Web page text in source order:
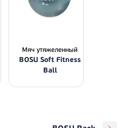
Мяч утяжеленный
BOSU Soft Fitness
Ball